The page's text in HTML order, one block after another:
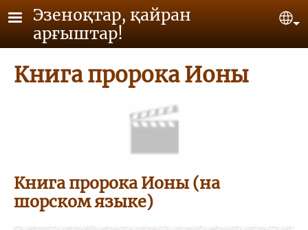
Skip to main content
Эзеноқтар, қайран
арғыштар!
Книга пророка Ионы
Книга пророка Ионы (на
шорском языке)